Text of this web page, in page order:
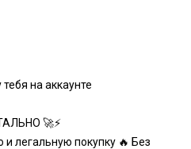
на аккаунте
🚀⚡
легальную покупку 🔥 Без